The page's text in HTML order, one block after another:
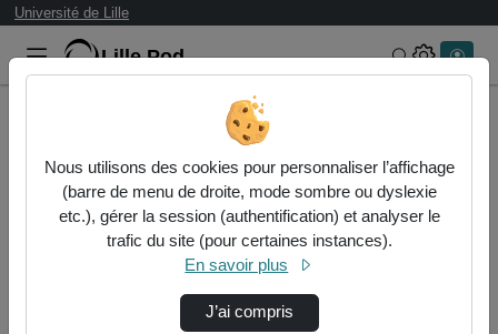
Université de Lille
Lille.Pod Rechercher
Gastrostomie percutanée endoscopique (GPE) s…
Nous utilisons des cookies pour personnaliser l’affichage
(barre de menu de droite, mode sombre ou dyslexie
etc.), gérer la session (authentification) et analyser le
trafic du site (pour certaines instances).
En savoir plus
J’ai compris